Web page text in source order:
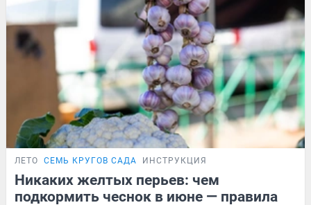
ЛЕТО СЕМЬ КРУГОВ САДА ИНСТРУКЦИЯ
Никаких желтых перьев: чем
подкормить чеснок в июне — правила